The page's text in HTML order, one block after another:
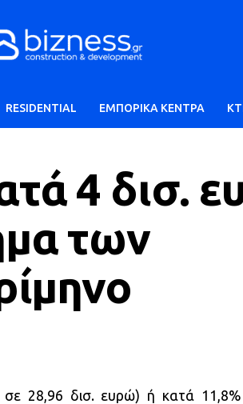
RESIDENTIAL ΕΜΠΟΡΙΚΑ ΚΕΝΤΡΑ
4 δισ.
των
28,96 δισ. ευρώ) ή κατά 11,8%